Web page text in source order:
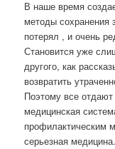
В наше время
методы сохранения
потерял , и очень
Становится уже
другого, как
возвратить
Поэтому все отдают
медицинская
профилактическим
серьезная медицина.